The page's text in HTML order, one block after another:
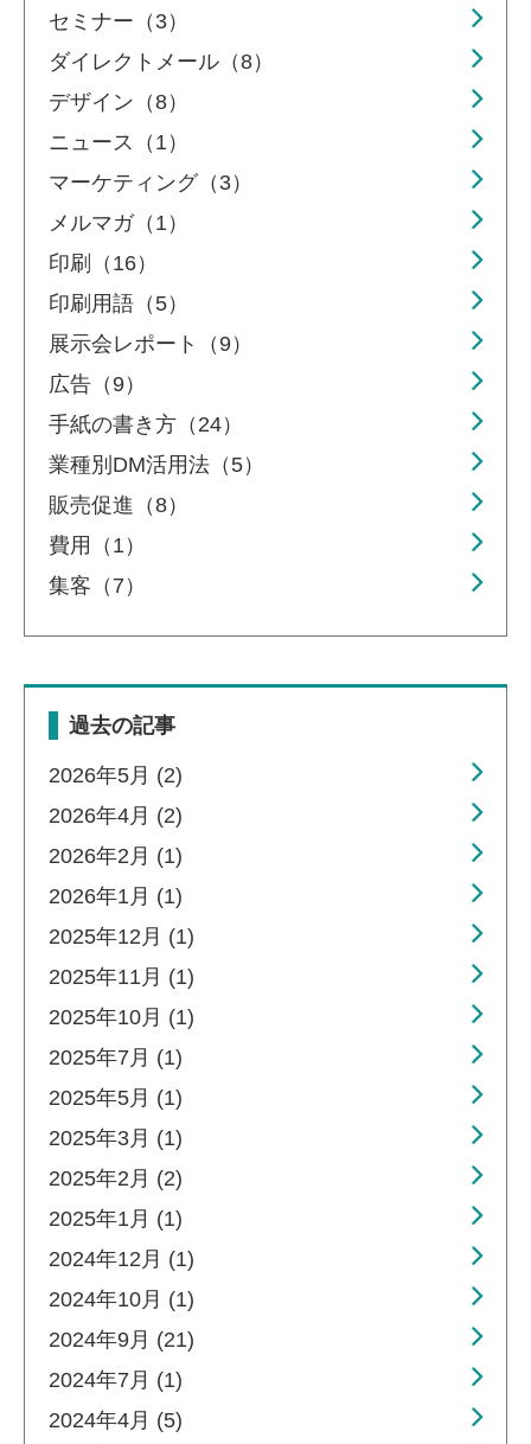
セミナー（3）
ダイレクトメール（8）
デザイン（8）
ニュース（1）
マーケティング（3）
メルマガ（1）
印刷（16）
印刷用語（5）
展示会レポート（9）
広告（9）
手紙の書き方（24）
業種別DM活用法（5）
販売促進（8）
費用（1）
集客（7）
過去の記事
2026年5月 (2)
2026年4月 (2)
2026年2月 (1)
2026年1月 (1)
2025年12月 (1)
2025年11月 (1)
2025年10月 (1)
2025年7月 (1)
2025年5月 (1)
2025年3月 (1)
2025年2月 (2)
2025年1月 (1)
2024年12月 (1)
2024年10月 (1)
2024年9月 (21)
2024年7月 (1)
2024年4月 (5)